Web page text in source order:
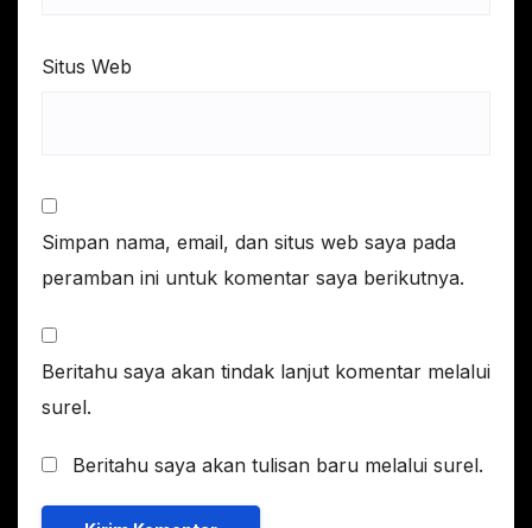
Situs Web
Simpan nama, email, dan situs web saya pada
peramban ini untuk komentar saya berikutnya.
Beritahu saya akan tindak lanjut komentar melalui
surel.
Beritahu saya akan tulisan baru melalui surel.